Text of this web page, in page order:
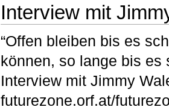
Interview mit
“Offen bleiben bis es
können, so lange bis es
Interview mit Jimmy
futurezone.orf.at/